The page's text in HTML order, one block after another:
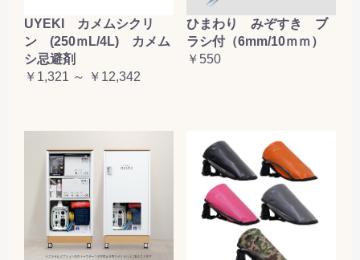
UYEKI カメムシクリ
ン (250ｍL/4L) カメム
シ忌避剤
￥1,321 ～ ￥12,342
ひまわり みぞすき ブ
ラシ付（6mm/10ｍｍ）
￥550